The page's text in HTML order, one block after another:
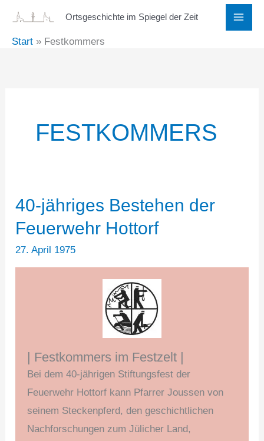
springen
Ortsgeschichte im Spiegel der Zeit
Start Festkommers
FESTKOMMERS
40-jähriges Bestehen der
Feuerwehr Hottorf
27. April 1975
| Festkommers im Festzelt |
Bei dem 40-jährigen Stiftungsfest der
Feuerwehr Hottorf kann Pfarrer Joussen von
seinem Steckenpferd, den geschichtlichen
Nachforschungen zum Jülicher Land,